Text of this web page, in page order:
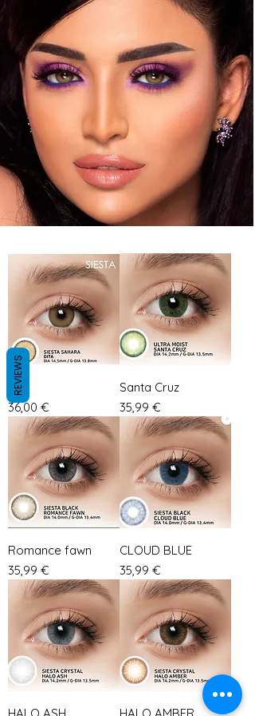
TOUTES NOS COULEURS
Dita
Prix
36,00 €
Santa Cruz
Prix
35,99 €
Romance fawn
Prix
35,99 €
CLOUD BLUE
Prix
35,99 €
REVIEWS